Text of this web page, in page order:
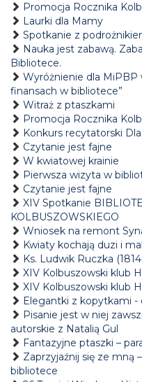
Promocja Rocznika
Laurki dla Mamy
Spotkanie z
Nauka jest zabawą.
Bibliotece.
Wyróżnienie dla MiPBP
finansach w bibliotece”
Witraż z ptaszkami
Promocja Rocznika
Konkurs recytatorski
Czytanie jest fajne
W kwiatowej krainie
Pierwsza wizyta w
Czytanie jest fajne
XIV Spotkanie
KOLBUSZOWSKIEGO
Wniosek na remont
Kwiaty kochają duzi i
Ks. Ludwik Ruczka
XIV Kolbuszowski klub
XIV Kolbuszowski klub
Elegantki z kopytkami -
Pisanie jest w niej
autorskie z Natalią Gul
Fantazyjne ptaszki –
Zaprzyjaźnij się ze mną
bibliotece